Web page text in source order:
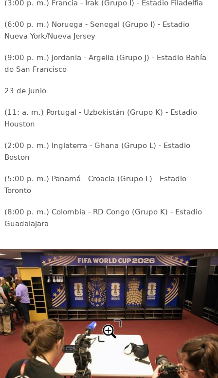
(3:00 p. m.) Francia - Irak (Grupo I) - Estadio Filadelfia
(6:00 p. m.) Noruega - Senegal (Grupo I) - Estadio
Nueva York/Nueva Jersey
(9:00 p. m.) Jordania - Argelia (Grupo J) - Estadio Bahía
de San Francisco
23 de junio
(11: a. m.) Portugal - Uzbekistán (Grupo K) - Estadio
Houston
(2:00 p. m.) Inglaterra - Ghana (Grupo L) - Estadio
Boston
(5:00 p. m.) Panamá - Croacia (Grupo L) - Estadio
Toronto
(8:00 p. m.) Colombia - RD Congo (Grupo K) - Estadio
Guadalajara